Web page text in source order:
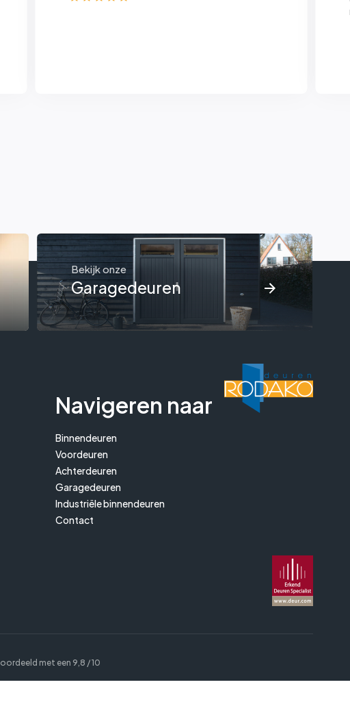
Bekijk onze
Garagedeuren
Navigeren naar
Binnendeuren
Voordeuren
Achterdeuren
Garagedeuren
Industriële binnendeuren
Contact
met een 9,8 / 10